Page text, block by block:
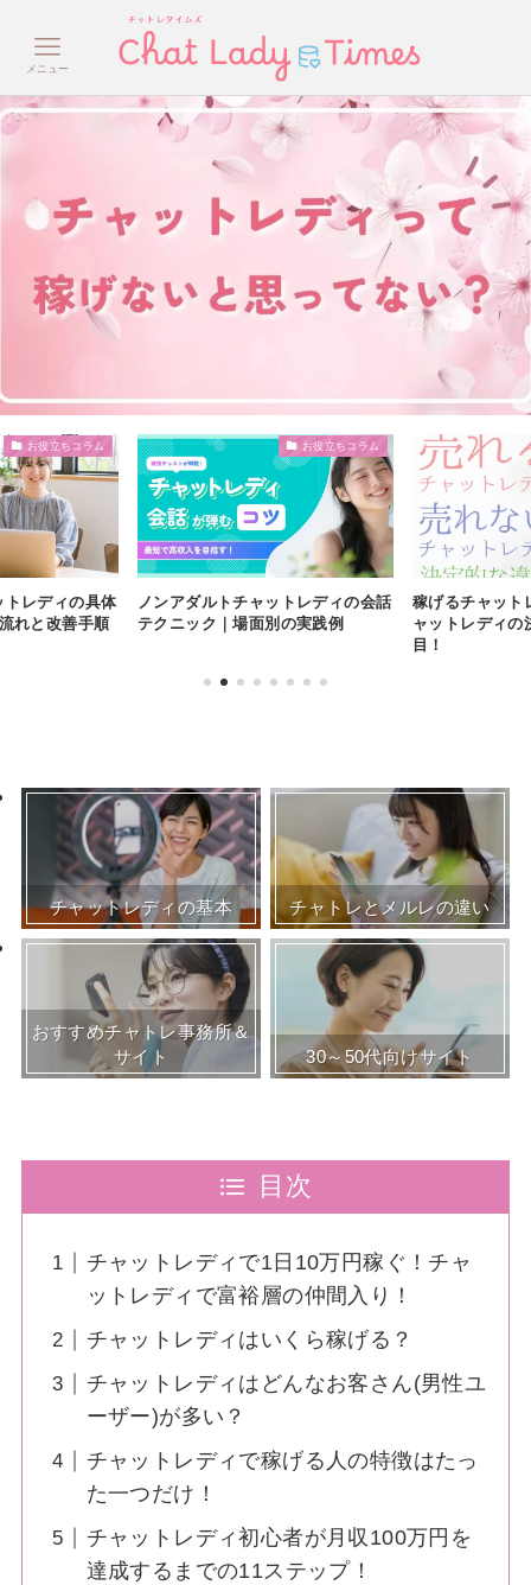
メニュー
お役立ちコラム
トレディの具体
れと改善手順
お役立ちコラム
ノンアダルトチャットレディの会話
テクニック｜場面別の実践例
稼げるチャット
ャットレディの
目！
チャットレディの基本 チャトレとメルレの違い
おすすめチャトレ事務所＆
サイト
30～50代向けサイト
目次
チャットレディで1日10万円稼ぐ！チャ
ットレディで富裕層の仲間入り！
チャットレディはいくら稼げる？
チャットレディはどんなお客さん(男性ユ
ーザー)が多い？
チャットレディで稼げる人の特徴はたっ
た一つだけ！
チャットレディ初心者が月収100万円を
達成するまでの11ステップ！